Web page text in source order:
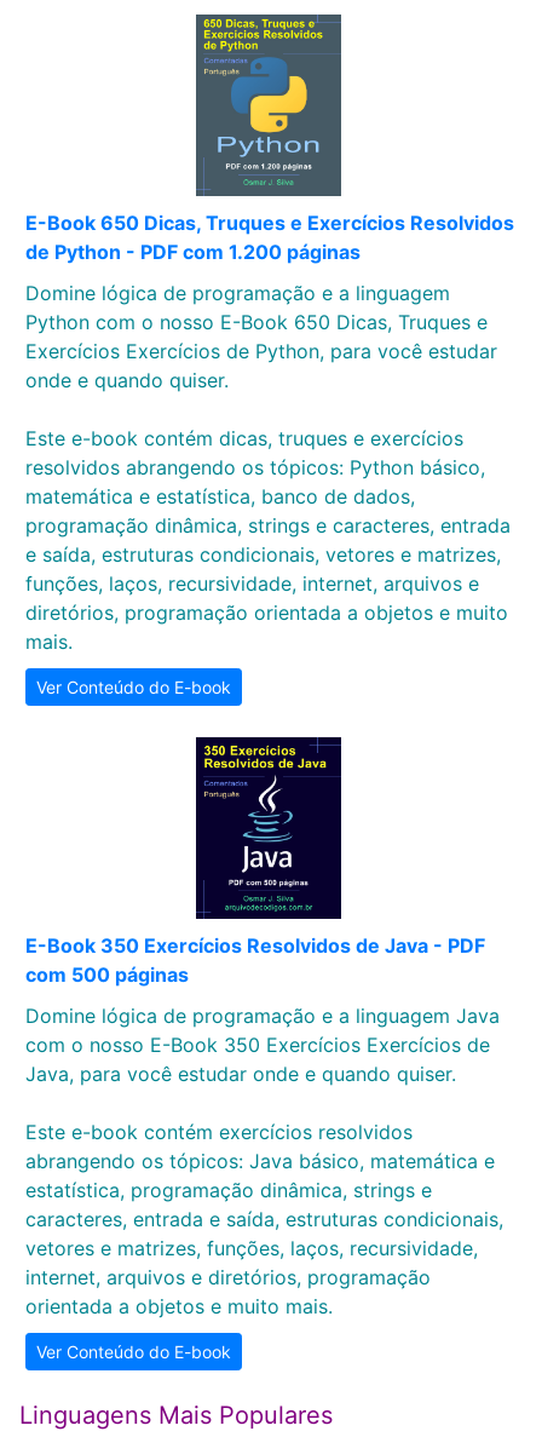
E-Book 650 Dicas, Truques e Exercícios Resolvidos
de Python - PDF com 1.200 páginas
Domine lógica de programação e a linguagem
Python com o nosso E-Book 650 Dicas, Truques e
Exercícios Exercícios de Python, para você estudar
onde e quando quiser.
Este e-book contém dicas, truques e exercícios
resolvidos abrangendo os tópicos: Python básico,
matemática e estatística, banco de dados,
programação dinâmica, strings e caracteres, entrada
e saída, estruturas condicionais, vetores e matrizes,
funções, laços, recursividade, internet, arquivos e
diretórios, programação orientada a objetos e muito
mais.
Ver Conteúdo do E-book
E-Book 350 Exercícios Resolvidos de Java - PDF
com 500 páginas
Domine lógica de programação e a linguagem Java
com o nosso E-Book 350 Exercícios Exercícios de
Java, para você estudar onde e quando quiser.
Este e-book contém exercícios resolvidos
abrangendo os tópicos: Java básico, matemática e
estatística, programação dinâmica, strings e
caracteres, entrada e saída, estruturas condicionais,
vetores e matrizes, funções, laços, recursividade,
internet, arquivos e diretórios, programação
orientada a objetos e muito mais.
Ver Conteúdo do E-book
Linguagens Mais Populares